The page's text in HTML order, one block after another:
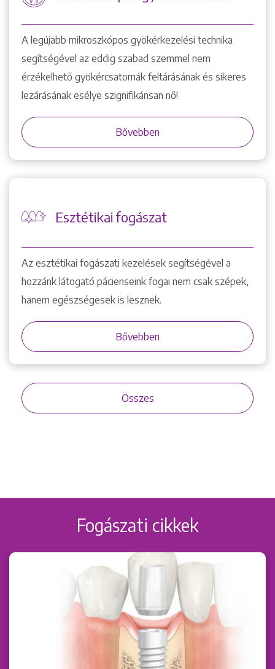
Keresés
A legújabb mikroszkópos gyökérkezelési technika
segítségével az eddig szabad szemmel nem
érzékelhető gyökércsatornák feltárásának és sikeres
lezárásának esélye szignifikánsan nő!
Bővebben
Esztétikai fogászat
Az esztétikai fogászati kezelések segítségével a
hozzánk látogató pácienseink fogai nem csak szépek,
hanem egészségesek is lesznek.
Bővebben
Összes
Fogászati cikkek